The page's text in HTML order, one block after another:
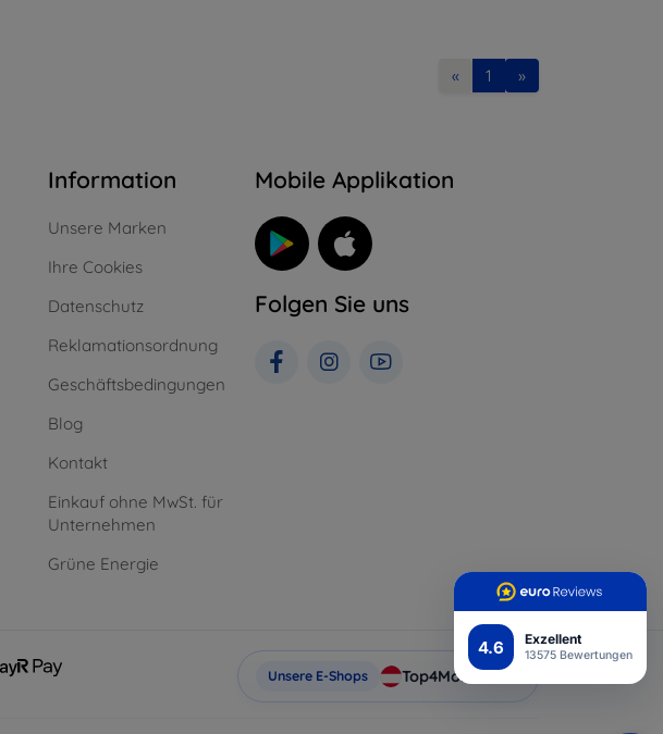
4.6 Exzellent
13575 Bewertungen
« 1 »
Information
Unsere Marken
Ihre Cookies
Datenschutz
Reklamationsordnung
Geschäftsbedingungen
Blog
Kontakt
Einkauf ohne MwSt. für
Unternehmen
Grüne Energie
Mobile Applikation
Folgen Sie uns
Unsere E-Shops Top4Mobile.at